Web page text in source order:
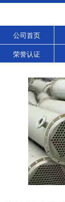
公司首页
荣誉认证